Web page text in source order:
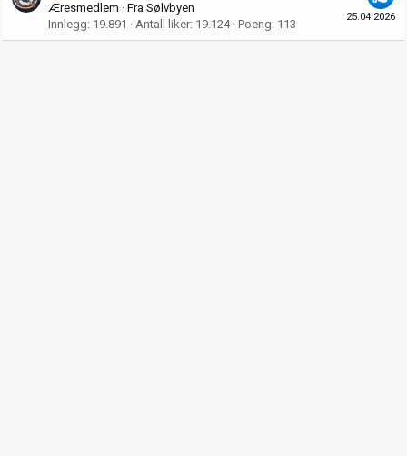
25.04.2026
Æresmedlem · Fra Sølvbyen
Innlegg 19.891 Antall liker 19.124 Poeng 113